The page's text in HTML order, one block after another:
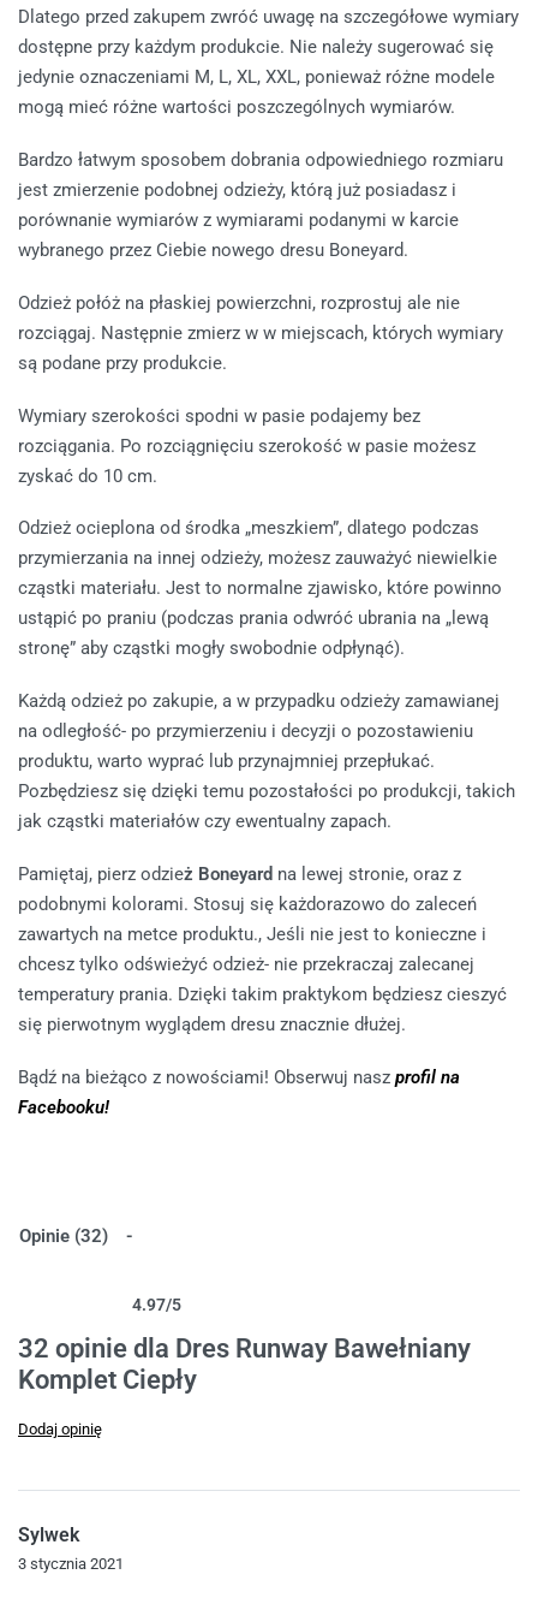
Dlatego przed zakupem zwróć uwagę na szczegółowe wymiary
dostępne przy każdym produkcie. Nie należy sugerować się
jedynie oznaczeniami M, L, XL, XXL, ponieważ różne modele
mogą mieć różne wartości poszczególnych wymiarów.
Bardzo łatwym sposobem dobrania odpowiedniego rozmiaru
jest zmierzenie podobnej odzieży, którą już posiadasz i
porównanie wymiarów z wymiarami podanymi w karcie
wybranego przez Ciebie nowego dresu Boneyard.
Odzież połóż na płaskiej powierzchni, rozprostuj ale nie
rozciągaj. Następnie zmierz w w miejscach, których wymiary
są podane przy produkcie.
Wymiary szerokości spodni w pasie podajemy bez
rozciągania. Po rozciągnięciu szerokość w pasie możesz
zyskać do 10 cm.
Odzież ocieplona od środka „meszkiem”, dlatego podczas
przymierzania na innej odzieży, możesz zauważyć niewielkie
cząstki materiału. Jest to normalne zjawisko, które powinno
ustąpić po praniu (podczas prania odwróć ubrania na „lewą
stronę” aby cząstki mogły swobodnie odpłynąć).
Każdą odzież po zakupie, a w przypadku odzieży zamawianej
na odległość- po przymierzeniu i decyzji o pozostawieniu
produktu, warto wyprać lub przynajmniej przepłukać.
Pozbędziesz się dzięki temu pozostałości po produkcji, takich
jak cząstki materiałów czy ewentualny zapach.
Pamiętaj, pierz odzież Boneyard na lewej stronie, oraz z
podobnymi kolorami. Stosuj się każdorazowo do zaleceń
zawartych na metce produktu., Jeśli nie jest to konieczne i
chcesz tylko odświeżyć odzież- nie przekraczaj zalecanej
temperatury prania. Dzięki takim praktykom będziesz cieszyć
się pierwotnym wyglądem dresu znacznie dłużej.
Bądź na bieżąco z nowościami! Obserwuj nasz profil na
Facebooku!
Opinie (32)
4.97/5
32 opinie dla Dres Runway Bawełniany
Komplet Ciepły
Dodaj opinię
Sylwek
3 stycznia 2021